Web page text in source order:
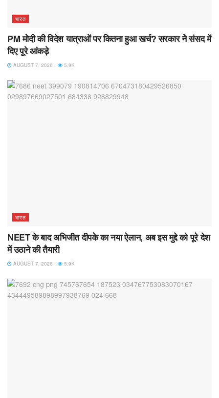
भारत
PM मोदी की विदेश यात्राओं पर कितना हुआ खर्च? सरकार ने संसद में
दिए पूरे आंकड़े
AUGUST 7, 2026 5.9K
भारत
NEET के बाद अभिजीत दीपके का नया ऐलान, अब इस मुद्दे को पूरे देश
में उठाने की तैयारी
AUGUST 7, 2026 5.9K